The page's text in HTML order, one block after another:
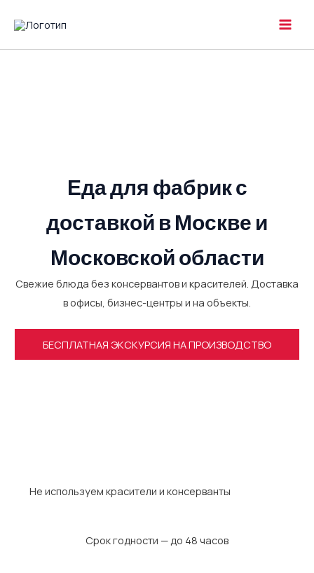
содержимому
Еда для фабрик с
доставкой в Москве и
Московской области
Свежие блюда без консервантов и красителей. Доставка
в офисы, бизнес-центры и на объекты.
БЕСПЛАТНАЯ ЭКСКУРСИЯ НА ПРОИЗВОДСТВО
Не используем красители и консерванты
Срок годности — до 48 часов